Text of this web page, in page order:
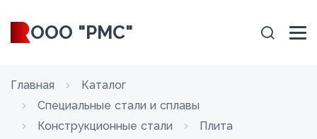
ООО "РМС"
Главная
Каталог
Специальные стали и сплавы
Конструкционные стали
Плита